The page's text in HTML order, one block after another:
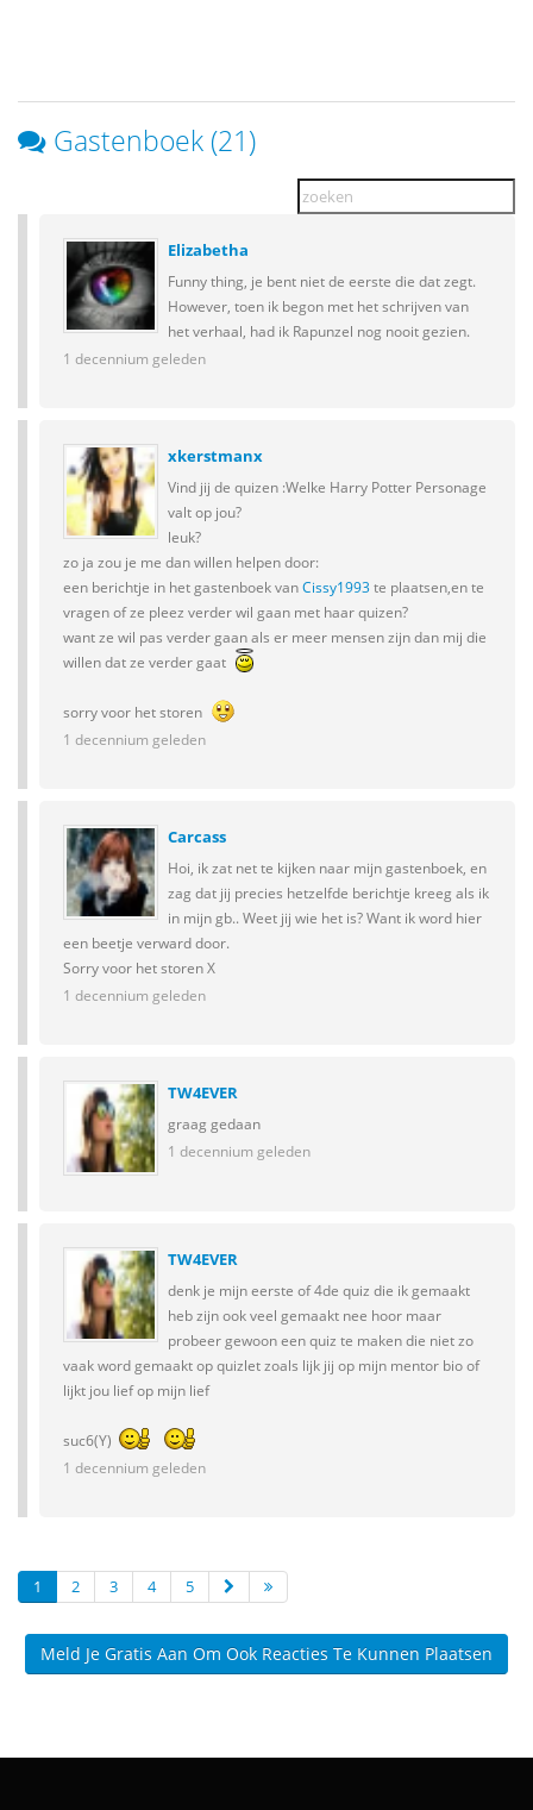
Gastenboek (21)
Elizabetha
Funny thing, je bent niet de eerste die dat zegt.
However, toen ik begon met het schrijven van
het verhaal, had ik Rapunzel nog nooit gezien.
1 decennium geleden
xkerstmanx
Vind jij de quizen :Welke Harry Potter Personage
valt op jou?
leuk?
zo ja zou je me dan willen helpen door:
een berichtje in het gastenboek vanCissy1993te plaatsen,en te
vragen of ze pleez verder wil gaan met haar quizen?
want ze wil pas verder gaan als er meer mensen zijn dan mij die
willen dat ze verder gaat
sorry voor het storen
1 decennium geleden
Carcass
Hoi, ik zat net te kijken naar mijn gastenboek, en
zag dat jij precies hetzelfde berichtje kreeg als ik
in mijn gb.. Weet jij wie het is? Want ik word hier
een beetje verward door.
Sorry voor het storen X
1 decennium geleden
TW4EVER
graag gedaan
1 decennium geleden
TW4EVER
denk je mijn eerste of 4de quiz die ik gemaakt
heb zijn ook veel gemaakt nee hoor maar
probeer gewoon een quiz te maken die niet zo
vaak word gemaakt op quizlet zoals lijk jij op mijn mentor bio of
lijkt jou lief op mijn lief
suc6(Y)
1 decennium geleden
1 2 3 4 5
Meld Je Gratis Aan Om Ook Reacties Te Kunnen Plaatsen